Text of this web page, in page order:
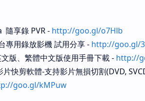
隨享錄 PVR - http://goo.gl/o7Hlb
專用錄放影機 試用分享 - http://goo.gl/
版、繁體中文版使用手冊下載 - http://
快剪軟體-支持影片無損切割(DVD,
goo.gl/kMPuw